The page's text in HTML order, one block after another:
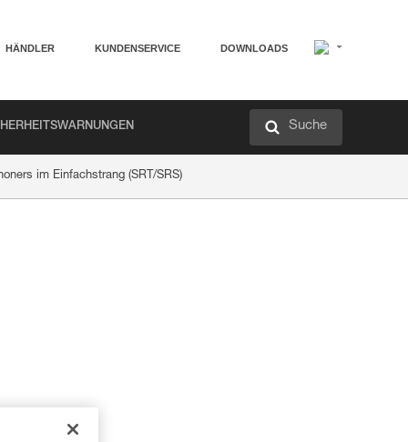
HÄNDLER KUNDENSERVICE DOWNLOADS
Suche
im Einfachstrang (SRT/SRS)